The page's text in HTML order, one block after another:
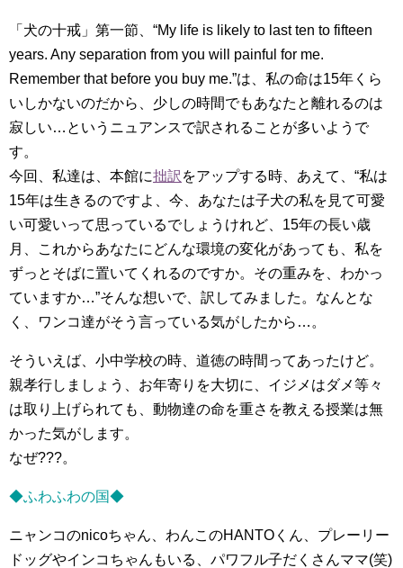
「犬の十戒」第一節、“My life is likely to last ten to fifteen
years. Any separation from you will painful for me.
Remember that before you buy me.”は、私の命は15年くら
いしかないのだから、少しの時間でもあなたと離れるのは
寂しい…というニュアンスで訳されることが多いようで
す。
今回、私達は、本館に拙訳 をアップする時、あえて、“私は
15年は生きるのですよ、今、あなたは子犬の私を見て可愛
い可愛いって思っているでしょうけれど、15年の長い歳
月、これからあなたにどんな環境の変化があっても、私を
ずっとそばに置いてくれるのですか。その重みを、わかっ
ていますか…”そんな想いで、訳してみました。なんとな
く、ワンコ達がそう言っている気がしたから…。
そういえば、小中学校の時、道徳の時間ってあったけど。
親孝行しましょう、お年寄りを大切に、イジメはダメ等々
は取り上げられても、動物達の命を重さを教える授業は無
かった気がします。
なぜ???。
◆ふわふわの国◆
ニャンコのnicoちゃん、わんこのHANTOくん、プレーリー
ドッグやインコちゃんもいる、パワフル子だくさんママ(笑)